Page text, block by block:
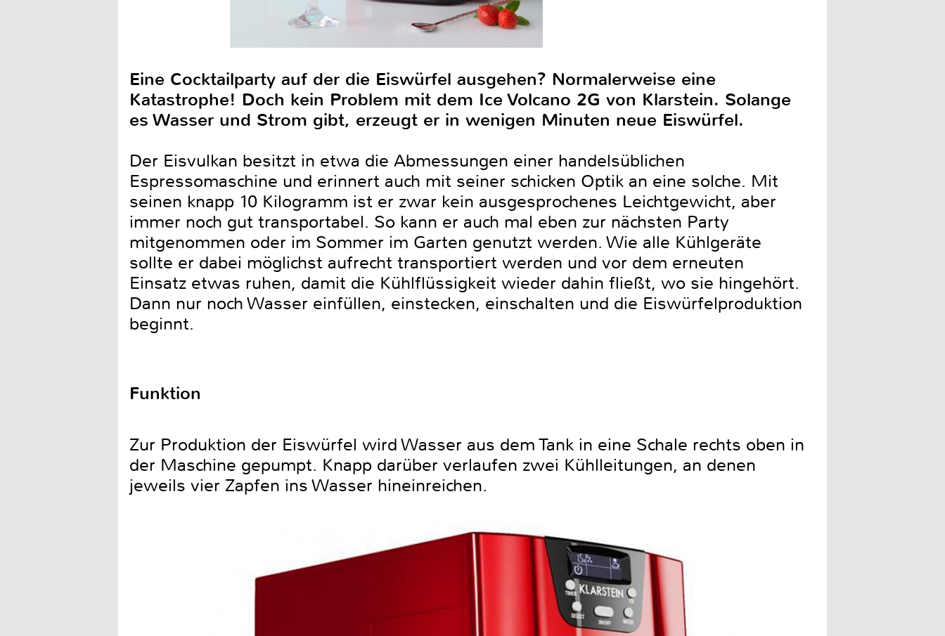
Eine Cocktailparty auf der die Eiswürfel ausgehen? Normalerweise eine
Katastrophe! Doch kein Problem mit dem Ice Volcano 2G von Klarstein. Solange
es Wasser und Strom gibt, erzeugt er in wenigen Minuten neue Eiswürfel.
Der Eisvulkan besitzt in etwa die Abmessungen einer handelsüblichen
Espressomaschine und erinnert auch mit seiner schicken Optik an eine solche. Mit
seinen knapp 10 Kilogramm ist er zwar kein ausgesprochenes Leichtgewicht, aber
immer noch gut transportabel. So kann er auch mal eben zur nächsten Party
mitgenommen oder im Sommer im Garten genutzt werden. Wie alle Kühlgeräte
sollte er dabei möglichst aufrecht transportiert werden und vor dem erneuten
Einsatz etwas ruhen, damit die Kühlflüssigkeit wieder dahin fließt, wo sie hingehört.
Dann nur noch Wasser einfüllen, einstecken, einschalten und die Eiswürfelproduktion
beginnt.
Funktion
Zur Produktion der Eiswürfel wird Wasser aus dem Tank in eine Schale rechts oben in
der Maschine gepumpt. Knapp darüber verlaufen zwei Kühlleitungen, an denen
jeweils vier Zapfen ins Wasser hineinreichen.